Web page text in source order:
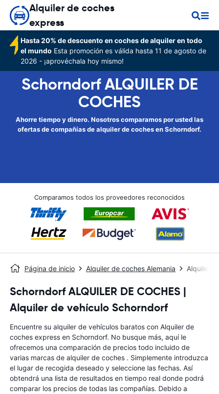
Alquiler de coches
express
Hasta 20% de descuento en coches de alquiler en todo
el mundo Esta promoción es válida hasta 11 de agosto de
2026 - ¡aprovéchala hoy mismo!
Schorndorf ALQUILER DE
COCHES
Ahorre tiempo y dinero. Nosotros comparamos por usted las
ofertas de compañías de alquiler de coches en Schorndorf.
Comparamos todos los proveedores reconocidos
Página de inicio Alquiler de coches Alemania Alquiler
Schorndorf ALQUILER DE COCHES |
Alquiler de vehículo Schorndorf
Encuentre su alquiler de vehículos baratos con Alquiler de
coches express en Schorndorf. No busque más, aquí le
ofrecemos una comparación de precios todo incluido de
varias marcas de alquiler de coches . Simplemente introduzca
el lugar de recogida deseado y seleccione las fechas. Así
obtendrá una lista de resultados en tiempo real donde podrá
comparar los precios de todas las compañías. Debido a